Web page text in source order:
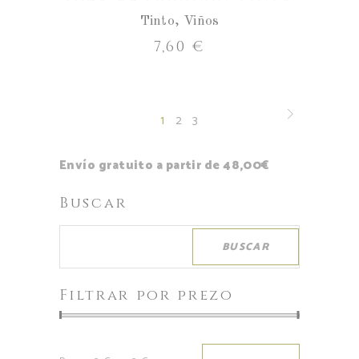
Tinto, Viños
7,60€
1 2 3
Envío gratuito a partir de 48,00€
Buscar
BUSCAR
Filtrar por prezo